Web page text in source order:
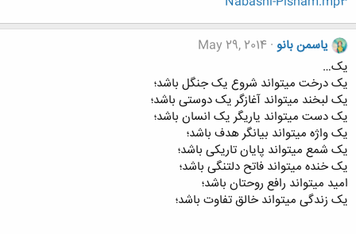
یاسمن بانو May 29, 2014
یک…
یک درخت میتواند شروع یک جنگل باشد؛
یک لبخند میتواند آغازگر یک دوستی باشد؛
یک دست میتواند یاریگر یک انسان باشد؛
یک واژه میتواند بیانگر هدف باشد؛
یک شمع میتواند پایان تاریکی باشد؛
یک خنده میتواند فاتح دلتنگی باشد؛
امید میتواند رافع روحتان باشد؛
یک زندگی میتواند خالق تفاوت باشد؛